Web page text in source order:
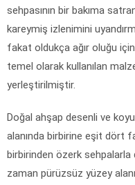
sehpasının bir bakıma
kareymiş izlenimini
fakat oldukça ağır oluğu
temel olarak kullanılan
yerleştirilmiştir.
Doğal ahşap desenli ve
alanında birbirine eşit dört
birbirinden özerk sehpalarla
zaman pürüzsüz yüzey